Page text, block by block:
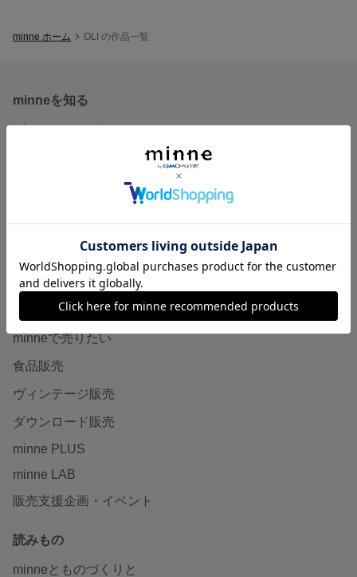
minne ホーム OLI の作品一覧
minneを知る
minneについて
特集
作品販売について
minneで売りたい
食品販売
ヴィンテージ販売
ダウンロード販売
minne PLUS
minne LAB
販売支援企画・イベント
読みもの
minneとものづくりと